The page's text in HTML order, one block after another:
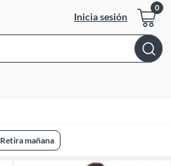
Inicia sesión
Bar
Retira mañana